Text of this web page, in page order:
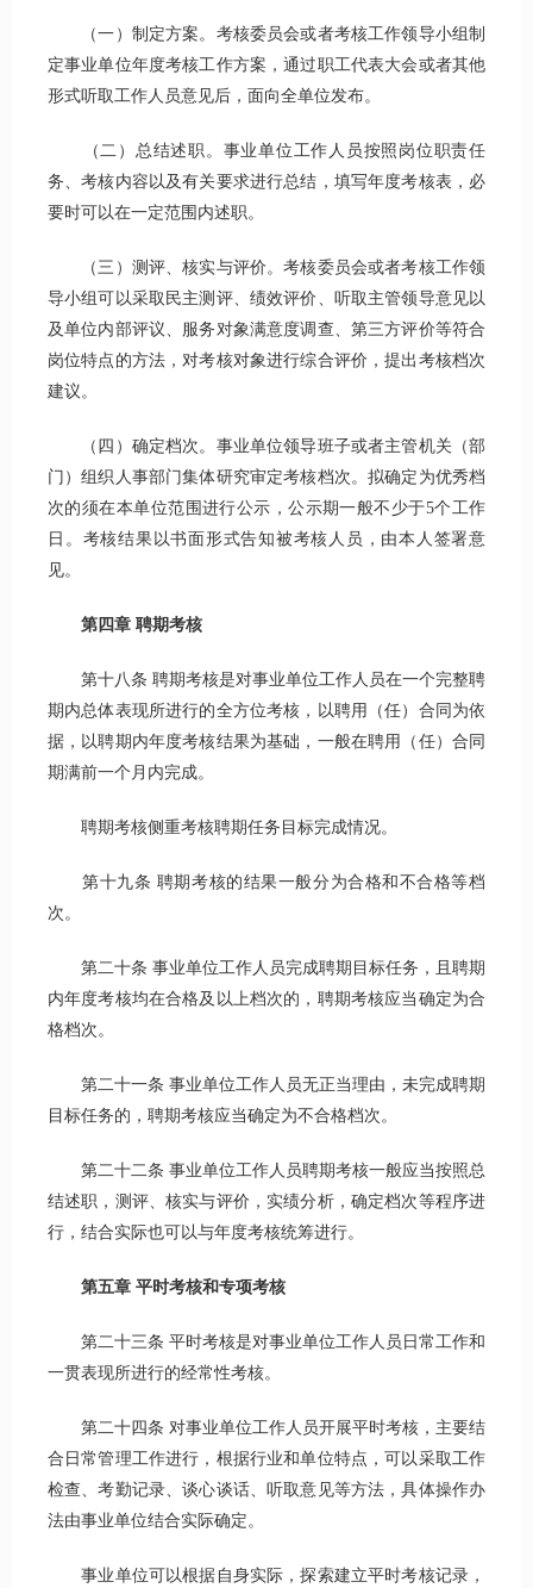
（一）制定方案。考核委员会或者考核工作领导小组制
定事业单位年度考核工作方案，通过职工代表大会或者其他
形式听取工作人员意见后，面向全单位发布。
（二）总结述职。事业单位工作人员按照岗位职责任
务、考核内容以及有关要求进行总结，填写年度考核表，必
要时可以在一定范围内述职。
（三）测评、核实与评价。考核委员会或者考核工作领
导小组可以采取民主测评、绩效评价、听取主管领导意见以
及单位内部评议、服务对象满意度调查、第三方评价等符合
岗位特点的方法，对考核对象进行综合评价，提出考核档次
建议。
（四）确定档次。事业单位领导班子或者主管机关（部
门）组织人事部门集体研究审定考核档次。拟确定为优秀档
次的须在本单位范围进行公示，公示期一般不少于5个工作
日。考核结果以书面形式告知被考核人员，由本人签署意
见。
第 四章 聘期考核
第十八条 聘期考核是对事业单位工作人员在一个完整聘
期内总体表现所进行的全方位考核，以聘用（任）合同为依
据，以聘期内年度考核结果为基础，一般在聘用（任）合同
期满前一个月内完成。
聘期考核侧重考核聘期任务目标完成情况。
第十九条 聘期考核的结果一般分为合格和不合格等档
次。
第二十条 事业单位工作人员完成聘期目标任务，且聘期
内年度考核均在合格及以上档次的，聘期考核应当确定为合
格档次。
第二十一条 事业单位工作人员无正当理由，未完成聘期
目标任务的，聘期考核应当确定为不合格档次。
第二十二条 事业单位工作人员聘期考核一般应当按照总
结述职，测评、核实与评价，实绩分析，确定档次等程序进
行，结合实际也可以与年度考核统筹进行。
第五章 平时考核和专项考核
第二十三条 平时考核是对事业单位工作人员日常工作和
一贯表现所进行的经常性考核。
第二十四条 对事业单位工作人员开展平时考核，主要结
合日常管理工作进行，根据行业和单位特点，可以采取工作
检查、考勤记录、谈心谈话、听取意见等方法，具体操作办
法由事业单位结合实际确定。
事业单位可以根据自身实际，探索建立平时考核记录，